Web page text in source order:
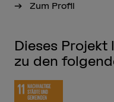
Zum Profil
Dieses Projekt
zu den